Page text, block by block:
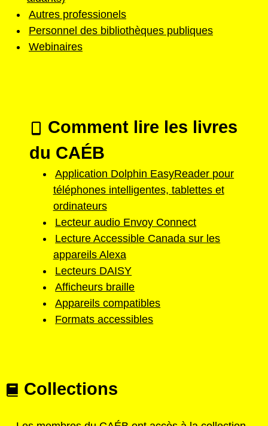
Autres professionels
Personnel des bibliothèques publiques
Webinaires
Comment lire les livres
du CAÉB
Application Dolphin EasyReader pour
téléphones intelligentes, tablettes et
ordinateurs
Lecteur audio Envoy Connect
Lecture Accessible Canada sur les
appareils Alexa
Lecteurs DAISY
Afficheurs braille
Appareils compatibles
Formats accessibles
Collections